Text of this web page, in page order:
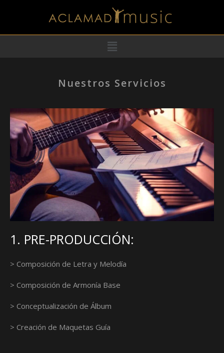
contenido
Menú
Nuestros Servicios
1. PRE-PRODUCCIÓN:
> Composición de Letra y Melodía
> Composición de Armonía Base
> Conceptualización de Álbum
> Creación de Maquetas Guía